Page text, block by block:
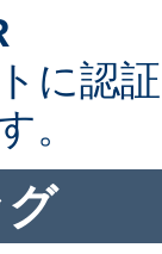
に認
。